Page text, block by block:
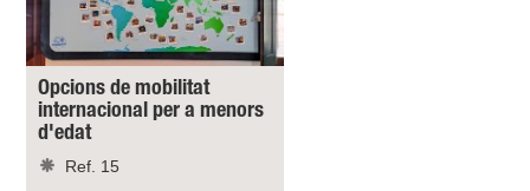
Opcions de mobilitat
internacional per a menors
d'edat
Ref. 15